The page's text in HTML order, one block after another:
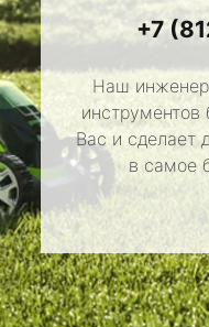
+7
Наш
инструментов
Вас и сделает
в самое